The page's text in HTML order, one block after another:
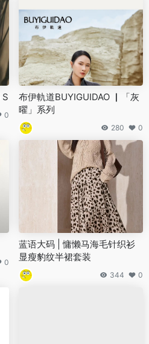
0
布伊軌道BUYIGUIDAO ▏「灰
曜」系列
280 0
0
蓝语大码 | 慵懒马海毛针织衫
显瘦豹纹半裙套装
344 0